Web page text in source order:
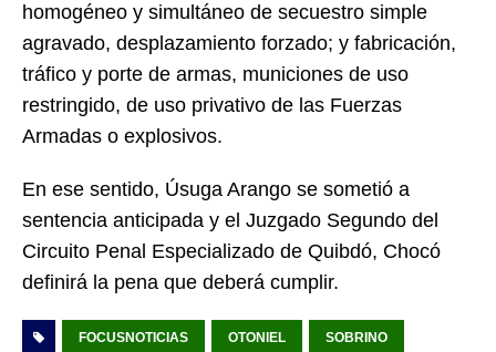
homogéneo y simultáneo de secuestro simple
agravado, desplazamiento forzado; y fabricación,
tráfico y porte de armas, municiones de uso
restringido, de uso privativo de las Fuerzas
Armadas o explosivos.
En ese sentido, Úsuga Arango se sometió a
sentencia anticipada y el Juzgado Segundo del
Circuito Penal Especializado de Quibdó, Chocó
definirá la pena que deberá cumplir.
FOCUSNOTICIAS OTONIEL SOBRINO